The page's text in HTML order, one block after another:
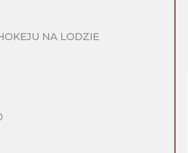
NA LODZIE